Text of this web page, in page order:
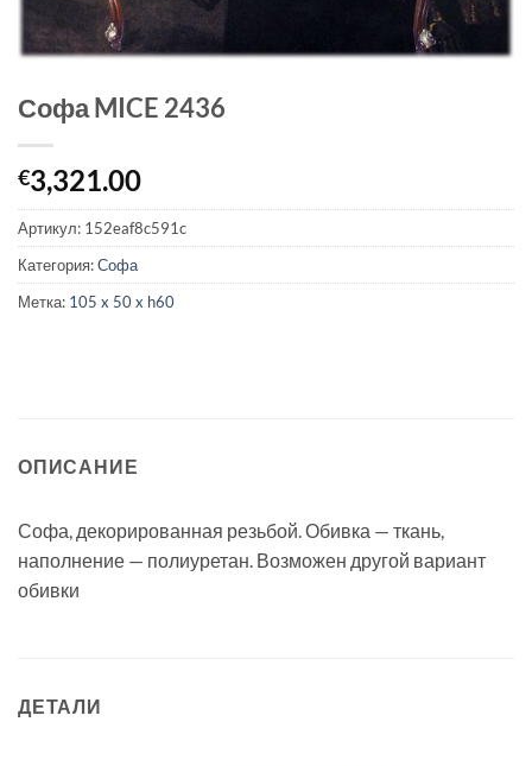
Софа MICE 2436
€3,321.00
Артикул: 152eaf8c591c
Категория:Софа
Метка: 105 x 50 x h60
ОПИСАНИЕ
Софа, декорированная резьбой. Обивка — ткань,
наполнение — полиуретан. Возможен другой вариант
обивки
ДЕТАЛИ